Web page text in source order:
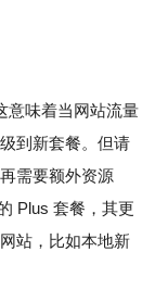
意味着当网站流量
到新套餐。但请
需要额外资源
Plus 套餐，其更
站，比如本地新